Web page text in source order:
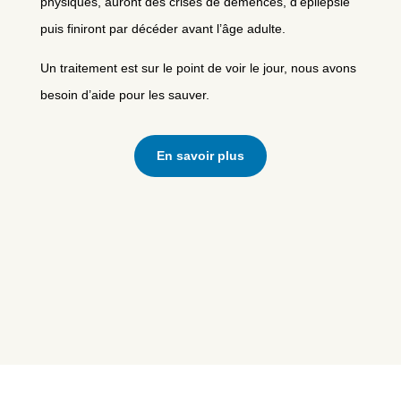
puis finiront par décéder avant l’âge adulte.
Un traitement est sur le point de voir le jour, nous avons
besoin d’aide pour les sauver.
En savoir plus